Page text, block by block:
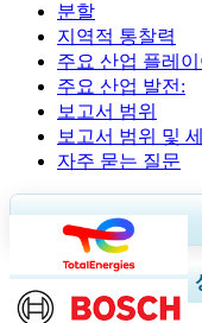
분할
지역적 통찰력
주요 산업 플레이
주요 산업 발전:
보고서 범위
보고서 범위 및
자주 묻는 질문
시간무료 맞춤 설정
지역 및 국가 범위 확장,